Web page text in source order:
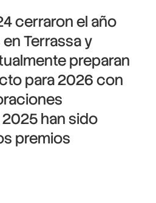
cerraron el año
Terrassa y
preparan
para 2026 con
han sido
premios